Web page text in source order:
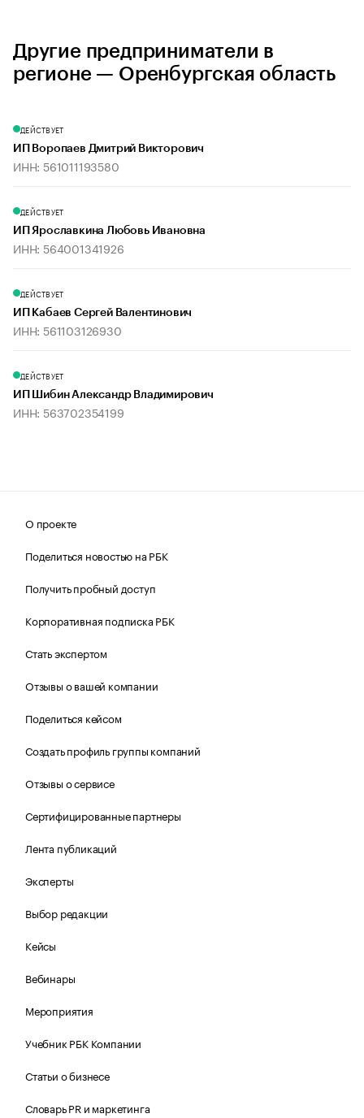
Другие предприниматели в
регионе — Оренбургская область
ДЕЙСТВУЕТ
ИП Воропаев Дмитрий Викторович
ИНН: 561011193580
ДЕЙСТВУЕТ
ИП Ярославкина Любовь Ивановна
ИНН: 564001341926
ДЕЙСТВУЕТ
ИП Кабаев Сергей Валентинович
ИНН: 561103126930
ДЕЙСТВУЕТ
ИП Шибин Александр Владимирович
ИНН: 563702354199
О проекте
Поделиться новостью на РБК
Получить пробный доступ
Корпоративная подписка РБК
Стать экспертом
Отзывы о вашей компании
Поделиться кейсом
Создать профиль группы компаний
Отзывы о сервисе
Сертифицированные партнеры
Лента публикаций
Эксперты
Выбор редакции
Кейсы
Вебинары
Мероприятия
Учебник РБК Компании
Статьи о бизнесе
Словарь PR и маркетинга